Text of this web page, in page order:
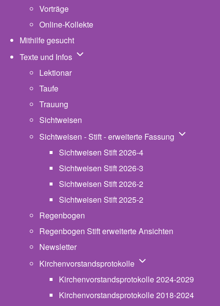
Vorträge
Online-Kollekte
Mithilfe gesucht
Texte und Infos Unternavigation von Texte und Infos
Lektionar
Taufe
Trauung
Sichtweisen
Sichtweisen - Stift - erweiterte Fassung
Sichtweisen Stift 2026-4
Sichtweisen Stift 2026-3
Sichtweisen Stift 2026-2
Sichtweisen Stift 2025-2
Regenbogen
Regenbogen Stift erweiterte Ansichten
Newsletter
Kirchenvorstandsprotokolle Unternavigation von
Kirchenvorstandsprotokolle 2024-2029
Kirchenvorstandsprotokolle 2018-2024